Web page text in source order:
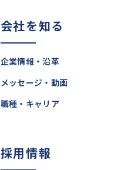
会社を知る
企業情報・沿革
メッセージ・動画
職種・キャリア
採用情報